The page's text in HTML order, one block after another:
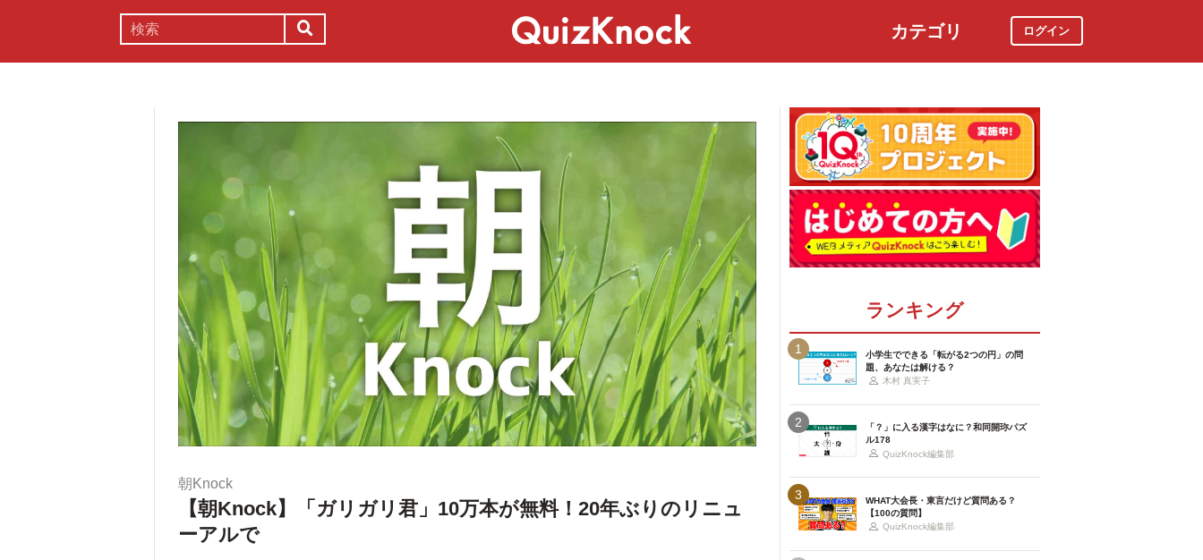
カテゴリ ログイン
朝Knock
【朝Knock】「ガリガリ君」10万本が無料！20年ぶりのリニュ
ーアルで
ランキング
1
小学生でできる「転がる2つの円」の問
題、あなたは解ける？
木村 真実子
2
「？」に入る漢字はなに？和同開珎パズ
ル178
QuizKnock編集部
3
WHAT大会長・東言だけど質問ある？
【100の質問】
QuizKnock編集部